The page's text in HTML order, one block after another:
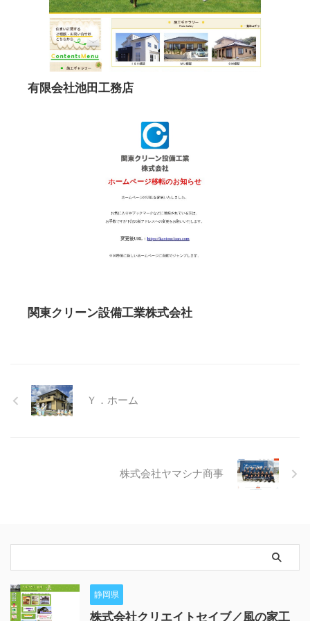
有限会社池田工務店
関東クリーン設備工業株式会社
Ｙ．ホーム
株式会社ヤマシナ商事
静岡県
株式会社クリエイトセイブ／風の家工